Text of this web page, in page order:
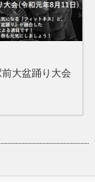
大盆踊り大会